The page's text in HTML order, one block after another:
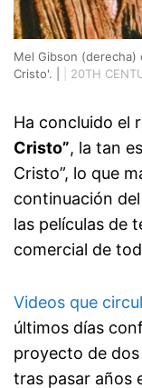
Mel Gibson (derecha)
Cristo'. |
20TH
Ha concluido el
Cristo”, la tan
Cristo”, lo que
continuación del
las películas de
comercial de
Videos que
últimos días
proyecto de
tras pasar años